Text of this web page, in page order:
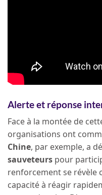
Alerte et réponse
Face à la montée de
organisations ont
Chine, par exemple, a
sauveteurs pour
renforcement se révèle
capacité à réagir